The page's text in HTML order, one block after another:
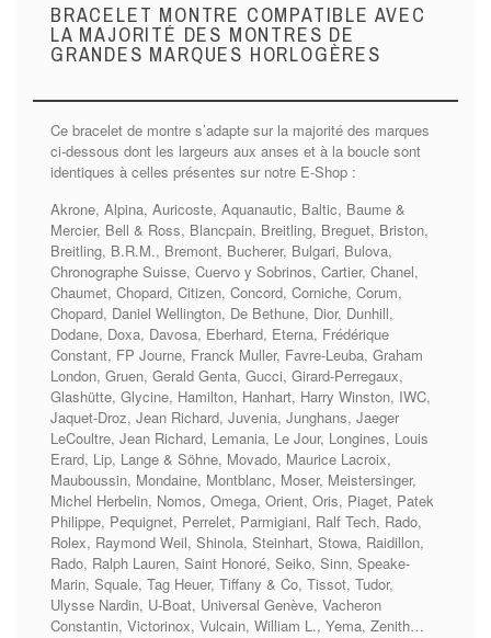
BRACELET MONTRE COMPATIBLE AVEC
LA MAJORITÉ DES MONTRES DE
GRANDES MARQUES HORLOGÈRES
Ce bracelet de montre s’adapte sur la majorité des marques
ci-dessous dont les largeurs aux anses et à la boucle sont
identiques à celles présentes sur notre E-Shop :
Akrone, Alpina, Auricoste, Aquanautic, Baltic, Baume &
Mercier, Bell & Ross, Blancpain, Breitling, Breguet, Briston,
Breitling, B.R.M., Bremont, Bucherer, Bulgari, Bulova,
Chronographe Suisse, Cuervo y Sobrinos, Cartier, Chanel,
Chaumet, Chopard, Citizen, Concord, Corniche, Corum,
Chopard, Daniel Wellington, De Bethune, Dior, Dunhill,
Dodane, Doxa, Davosa, Eberhard, Eterna, Frédérique
Constant, FP Journe, Franck Muller, Favre-Leuba, Graham
London, Gruen, Gerald Genta, Gucci, Girard-Perregaux,
Glashütte, Glycine, Hamilton, Hanhart, Harry Winston, IWC,
Jaquet-Droz, Jean Richard, Juvenia, Junghans, Jaeger
LeCoultre, Jean Richard, Lemania, Le Jour, Longines, Louis
Erard, Lip, Lange & Söhne, Movado, Maurice Lacroix,
Mauboussin, Mondaine, Montblanc, Moser, Meistersinger,
Michel Herbelin, Nomos, Omega, Orient, Oris, Piaget, Patek
Philippe, Pequignet, Perrelet, Parmigiani, Ralf Tech, Rado,
Rolex, Raymond Weil, Shinola, Steinhart, Stowa, Raidillon,
Rado, Ralph Lauren, Saint Honoré, Seiko, Sinn, Speake-
Marin, Squale, Tag Heuer, Tiffany & Co, Tissot, Tudor,
Ulysse Nardin, U-Boat, Universal Genève, Vacheron
Constantin, Victorinox, Vulcain, William L., Yema, Zenith…